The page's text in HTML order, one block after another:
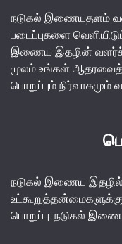
நடுகல் இணையதளம்
படைப்புகளை
இணைய இதழின்
மூலம் உங்கள்
பொறுப்பும் நிர்வாகமும்
நடுகல் இணைய இதழில்
பொறுப்பு. நடுகல்